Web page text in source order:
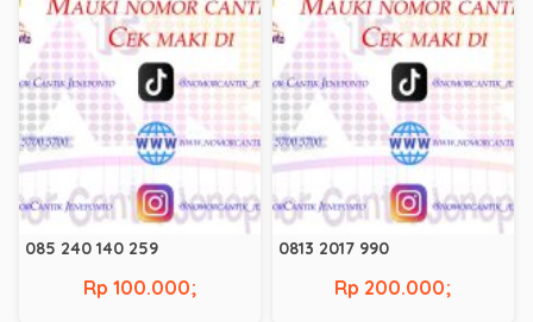
085 240 140 259
Rp 100.000;
0813 2017 990
Rp 200.000;